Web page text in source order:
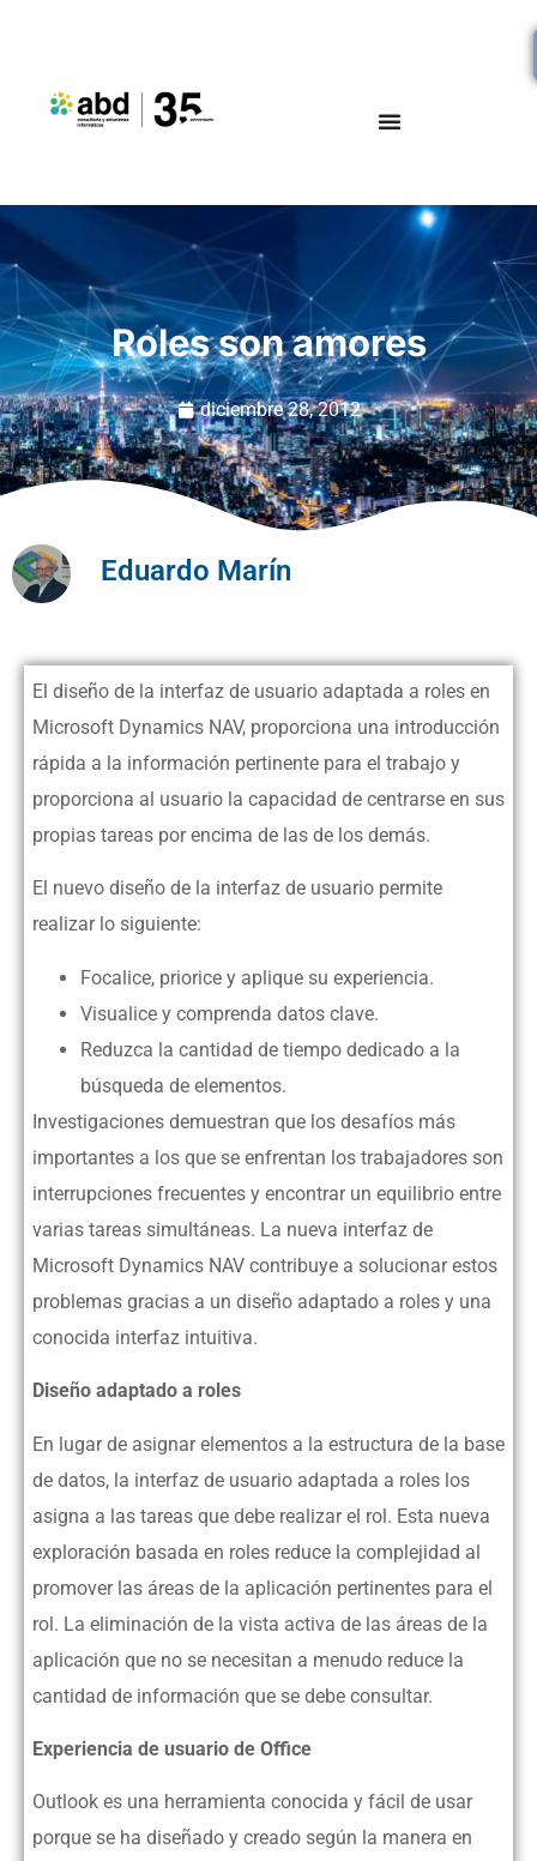
Roles son amores
diciembre 28, 2012
Eduardo Marín
El diseño de la interfaz de usuario adaptada a roles en
Microsoft Dynamics NAV, proporciona una introducción
rápida a la información pertinente para el trabajo y
proporciona al usuario la capacidad de centrarse en sus
propias tareas por encima de las de los demás.
El nuevo diseño de la interfaz de usuario permite
realizar lo siguiente:
Focalice, priorice y aplique su experiencia.
Visualice y comprenda datos clave.
Reduzca la cantidad de tiempo dedicado a la
búsqueda de elementos.
Investigaciones demuestran que los desafíos más
importantes a los que se enfrentan los trabajadores son
interrupciones frecuentes y encontrar un equilibrio entre
varias tareas simultáneas. La nueva interfaz de
Microsoft Dynamics NAV contribuye a solucionar estos
problemas gracias a un diseño adaptado a roles y una
conocida interfaz intuitiva.
Diseño adaptado a roles
En lugar de asignar elementos a la estructura de la base
de datos, la interfaz de usuario adaptada a roles los
asigna a las tareas que debe realizar el rol. Esta nueva
exploración basada en roles reduce la complejidad al
promover las áreas de la aplicación pertinentes para el
rol. La eliminación de la vista activa de las áreas de la
aplicación que no se necesitan a menudo reduce la
cantidad de información que se debe consultar.
Experiencia de usuario de Office
Outlook es una herramienta conocida y fácil de usar
porque se ha diseñado y creado según la manera en